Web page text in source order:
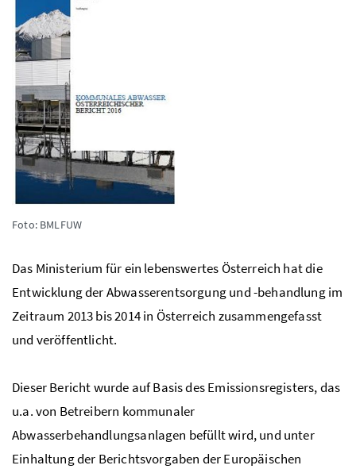
Foto: BMLFUW
Das Ministerium für ein lebenswertes Österreich hat die
Entwicklung der Abwasserentsorgung und -behandlung im
Zeitraum 2013 bis 2014 in Österreich zusammengefasst
und veröffentlicht.
Dieser Bericht wurde auf Basis des Emissionsregisters, das
u.a.von Betreibern kommunaler
Abwasserbehandlungsanlagen befüllt wird, und unter
Einhaltung der Berichtsvorgaben der Europäischen